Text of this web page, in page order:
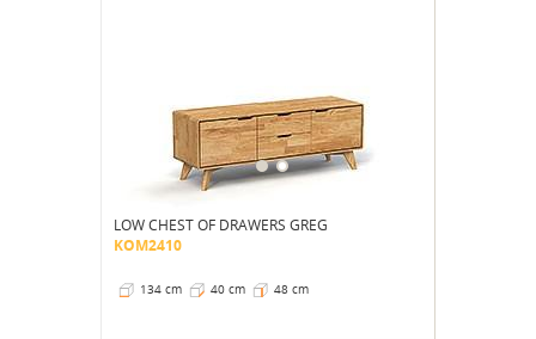
LOW CHEST OF DRAWERS GREG
KOM2410
134 cm 40 cm 48 cm